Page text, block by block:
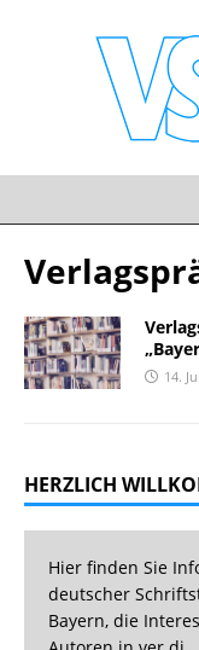
14.
HERZLICH
Hier finden Sie
deutscher
Bayern, die